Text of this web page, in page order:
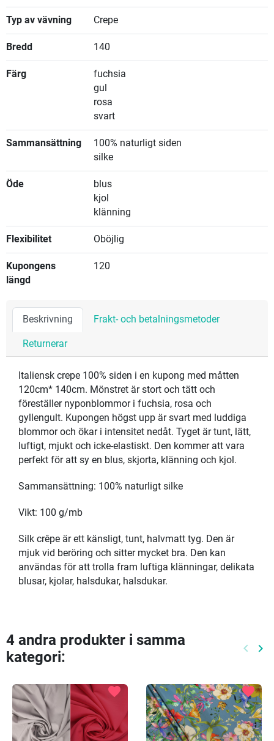
Typ av vävning Crepe
Bredd 140
Färg
fuchsia
gul
rosa
svart
Sammansättning
100% naturligt siden
silke
Öde
blus
kjol
klänning
Flexibilitet Oböjlig
Kupongens
längd
120
Beskrivning Frakt- och betalningsmetoder
Returnerar
Italiensk crepe 100% siden i en kupong med måtten
120cm* 140cm. Mönstret är stort och tätt och
föreställer nyponblommor i fuchsia, rosa och
gyllengult. Kupongen högst upp är svart med luddiga
blommor och ökar i intensitet nedåt. Tyget är tunt, lätt,
luftigt, mjukt och icke-elastiskt. Den kommer att vara
perfekt för att sy en blus, skjorta, klänning och kjol.
Sammansättning: 100% naturligt silke
Vikt: 100 g/mb
Silk crêpe är ett känsligt, tunt, halvmatt tyg. Den är
mjuk vid beröring och sitter mycket bra. Den kan
användas för att trolla fram luftiga klänningar, delikata
blusar, kjolar, halsdukar, halsdukar.
4 andra produkter i samma
kategori:
keyboard_arrow_left keyboard_arrow_right
favorite favorite